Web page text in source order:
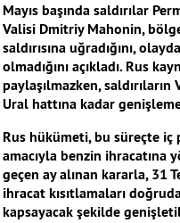
Mayıs başında saldırılar
Valisi Dmitriy Mahonin,
saldırısına uğradığını,
olmadığını açıkladı. Rus
paylaşılmazken,
Ural hattına kadar
Rus hükümeti, bu süreçte iç
amacıyla benzin ihracatına
geçen ay alınan kararla, 31
ihracat kısıtlamaları
kapsayacak şekilde